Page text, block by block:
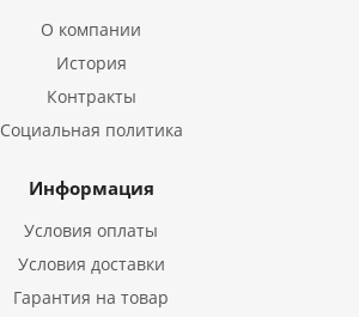
О компании
История
Контракты
Социальная политика
Информация
Условия оплаты
Условия доставки
Гарантия на товар